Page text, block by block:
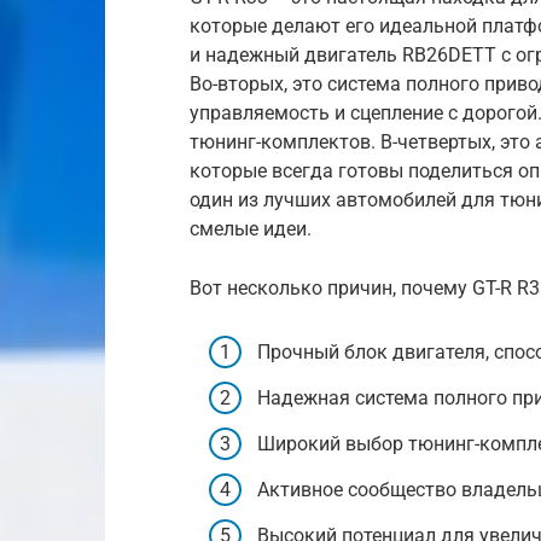
которые делают его идеальной
и надежный двигатель RB26DETT с
Во-вторых, это система полного
управляемость и сцепление с
тюнинг-комплектов. В-четвертых,
которые всегда готовы поделиться
один из лучших автомобилей для
смелые идеи.
Вот несколько причин, почему GT-R
Прочный блок двигателя,
Надежная система полного
Широкий выбор тюнинг-
Активное сообщество
Высокий потенциал для